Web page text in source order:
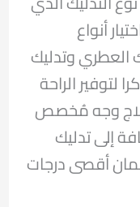
أنواع
العطري وتدليك
لتوفير الراحة
علاج وجه مُخصص
إلى تدليك
أقصى درجات